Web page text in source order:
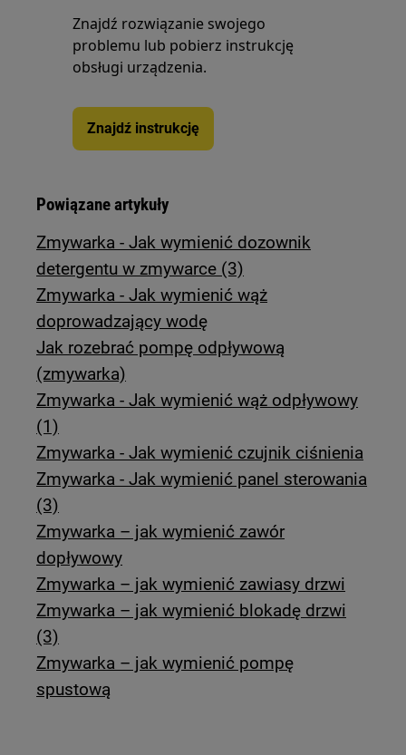
Znajdź rozwiązanie swojego
problemu lub pobierz instrukcję
obsługi urządzenia.
Znajdź instrukcję
Powiązane artykuły
Zmywarka - Jak wymienić dozownik
detergentu w zmywarce (3)
Zmywarka - Jak wymienić wąż
doprowadzający wodę
Jak rozebrać pompę odpływową
(zmywarka)
Zmywarka - Jak wymienić wąż odpływowy
(1)
Zmywarka - Jak wymienić czujnik ciśnienia
Zmywarka - Jak wymienić panel sterowania
(3)
Zmywarka – jak wymienić zawór
dopływowy
Zmywarka – jak wymienić zawiasy drzwi
Zmywarka – jak wymienić blokadę drzwi
(3)
Zmywarka – jak wymienić pompę
spustową